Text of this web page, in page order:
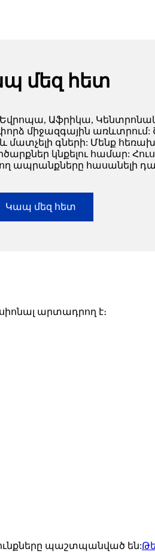
մեզ հետ
Աֆրիկա,
միջազգային առևտրում:
գների: Մենք
կնքելու համար:
ապրանքները հասանելի
Կապ մեզ հետ
արտադրող է։
պաշտպանված են: